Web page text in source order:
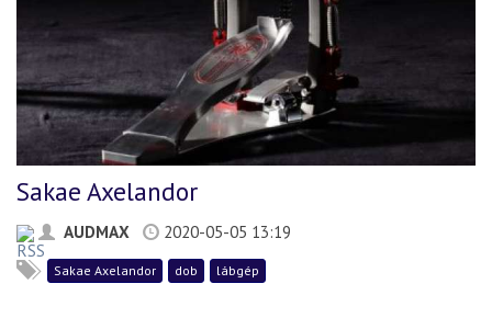
Sakae Axelandor
AUDMAX 2020-05-05 13:19
Sakae Axelandor dob lábgép